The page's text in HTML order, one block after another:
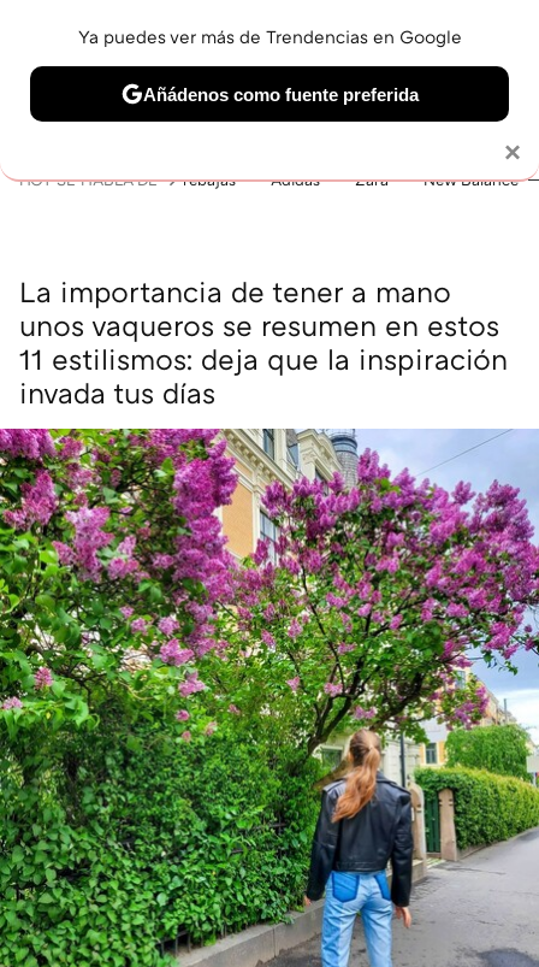
BELLEZA SHOPPING VIAJES GASTRO SNEAKERS
HOY SE HABLA DE rebajas Adidas Zara New Balance
La importancia de tener a mano
unos vaqueros se resumen en estos
11 estilismos: deja que la inspiración
invada tus días
×
Ya puedes ver más de Trendencias en Google
Añádenos como fuente preferida